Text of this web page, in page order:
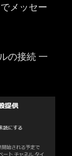
メッセー
の接続 一